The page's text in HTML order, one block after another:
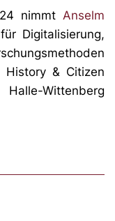
nimmt Anselm
Digitalisierung,
& Citizen
Wittenberg